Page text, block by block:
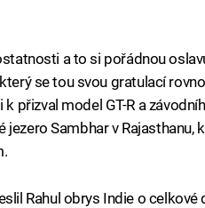
a to si pořádnou
se tou svou gratulací
přizval model GT-R a
jezero Sambhar v Rajasthanu,
Rahul obrys Indie o celkové